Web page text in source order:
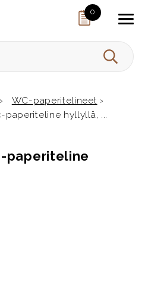
0
HAE
› WC-paperitelineet ›
paperiteline hyllyllä, ...
paperiteline